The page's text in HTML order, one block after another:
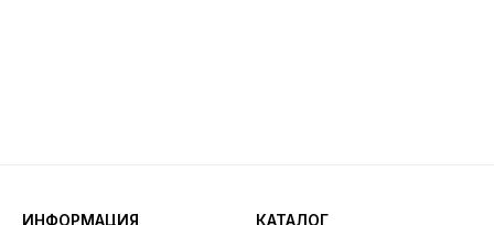
ИНФОРМАЦИЯ КАТАЛОГ